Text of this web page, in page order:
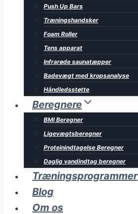
Push Up Bars
Træningshandsker
Foam Roller
Tens apparat
Infrarøde saunatæpper
Badevægt med kropsanalyse
Håndledsstøtte
Beregnere
BMI Beregner
Ligevægtsberegner
Proteinindtagelse Beregner
Daglig vandindtag beregner
Træningsprogrammer
Blog
Om os